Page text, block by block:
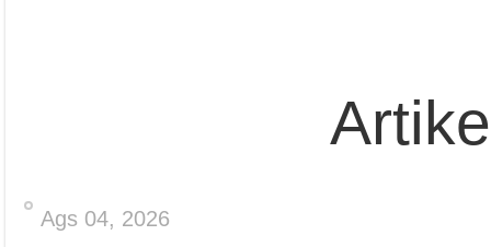
Ags 04, 2026